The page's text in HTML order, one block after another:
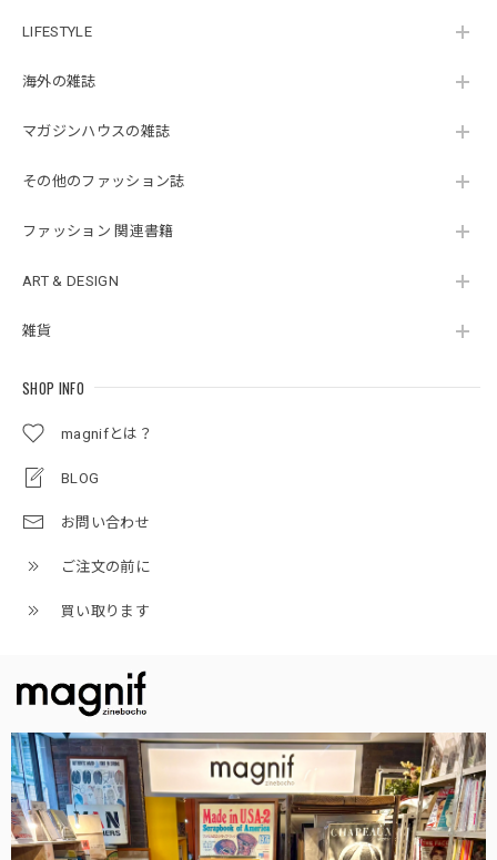
LIFESTYLE
海外の雑誌
マガジンハウスの雑誌
その他のファッション誌
ファッション 関連書籍
ART & DESIGN
雑貨
SHOP INFO
magnifとは？
BLOG
お問い合わせ
ご注文の前に
買い取ります